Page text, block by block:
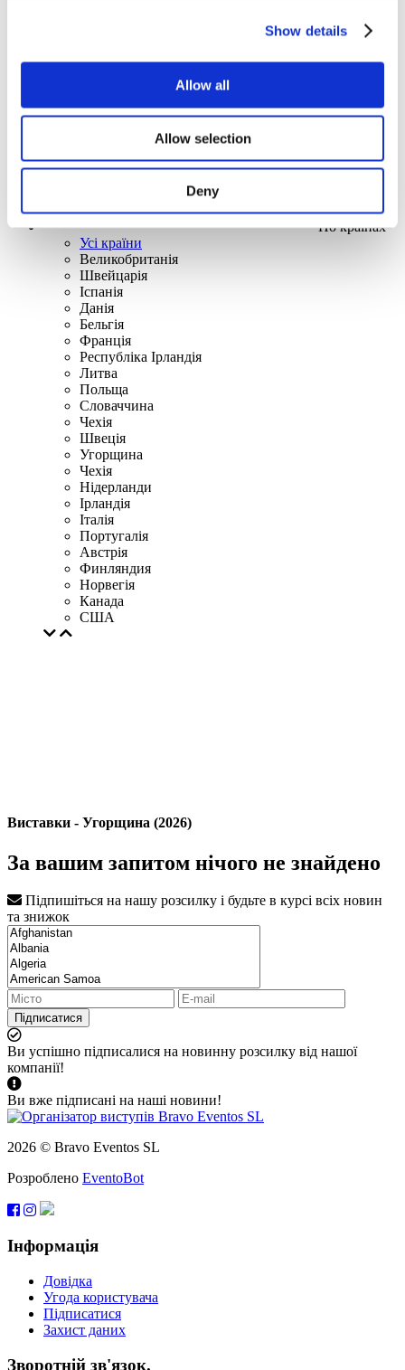
Show details
Allow all
Allow selection
Deny
Концерти
По країнах
Усі країни
Великобританія
Швейцарія
Іспанія
Данія
Бельгія
Франція
Республіка Ірландія
Литва
Польща
Словаччина
Чехія
Швецiя
Угорщина
Чехія
Нідерланди
Iрландія
Iталiя
Португалія
Австрія
Финляндия
Норвегія
Канада
США
Виставки - Угорщина (2026)
За вашим запитом нічого не знайдено
Підпишіться на нашу розсилку і будьте в курсі всіх новин
та знижок
Підписатися
Ви успішно підписалися на новинну розсилку від нашої
компанії!
Ви вже підписані на наші новини!
2026 © Bravo Eventos SL
Розроблено EventoBot
Інформація
Довідка
Угода користувача
Підписатися
Захист даних
Зворотній зв'язок.